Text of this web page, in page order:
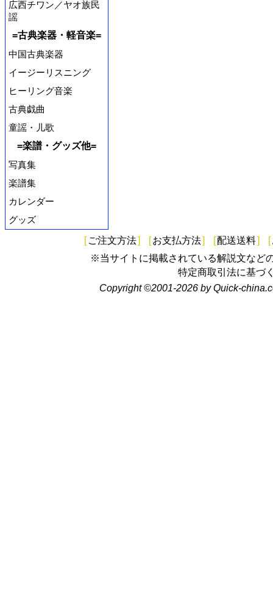
広西チワン／ヤオ族民
謡
=古典楽器・軽音楽=
中国古典楽器
イージーリスニング
ヒーリング音楽
古典戯曲
童謡・儿歌
=楽譜・グッズ他=
写真集
楽譜集
カレンダー
グッズ
[ ご注文方法] [お支払方法] [配送送料] [
※当サイトに掲載されている解説文など
特定商取引法に基づ
Copyright ©2001-2026 by Quick-